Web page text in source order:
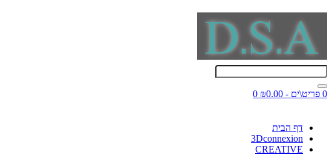
0 פריט\ים - ₪0.00 0
דף הבית
3Dconnexion
CREATIVE